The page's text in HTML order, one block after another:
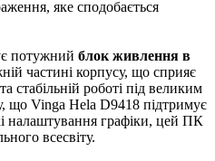
яке сподобається
потужний блок живлення в
частині корпусу, що сприяє
роботі під великим
що Vinga Hela D9418 підтримує
налаштування графіки, цей ПК
всесвіту.